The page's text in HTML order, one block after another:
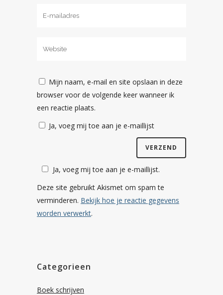
Mijn naam, e-mail en site opslaan in deze
browser voor de volgende keer wanneer ik
een reactie plaats.
Ja, voeg mij toe aan je e-maillijst
Ja, voeg mij toe aan je e-maillijst.
Deze site gebruikt Akismet om spam te
verminderen. Bekijk hoe je reactie gegevens
worden verwerkt.
Categorieen
Boek schrijven